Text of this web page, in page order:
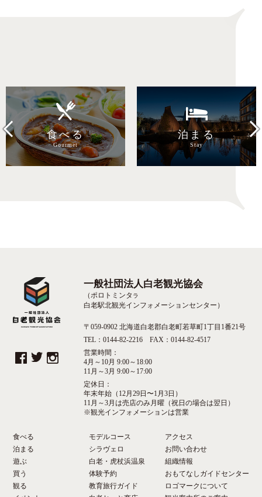
Previous
食べる
Gourmet
泊まる
Stay
Next
一般社団法人白老観光協会
（ポロトミンタ ラ
白老駅北観光インフォメーションセンター）
〒059-0902 北海道白老郡白老町若草町1丁目1番21号
TEL：0144-82-2216 FAX：0144-82-4517
営業時間：
4月～10月 9:00～18:00
11月～3月 9:00～17:00
定休日：
年末年始（12月29日〜1月3日）
11月～3月は売店のみ月曜（祝日の場合は翌日）
※観光インフォメーションは営業
食べる
泊まる
遊ぶ
買う
観る
モデルコース
シラヴェロ
白老・虎杖浜温泉
体験予約
教育旅行ガイド
アクセス
お問い合わせ
組織情報
おもてなしガイドセンター
ロゴマークについて